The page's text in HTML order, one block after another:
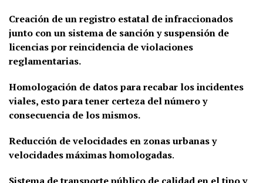
Creación de un registro estatal de infraccionados
junto con un sistema de sanción y suspensión de
licencias por reincidencia de violaciones
reglamentarias.
Homologación de datos para recabar los incidentes
viales, esto para tener certeza del número y
consecuencia de los mismos.
Reducción de velocidades en zonas urbanas y
velocidades máximas homologadas.